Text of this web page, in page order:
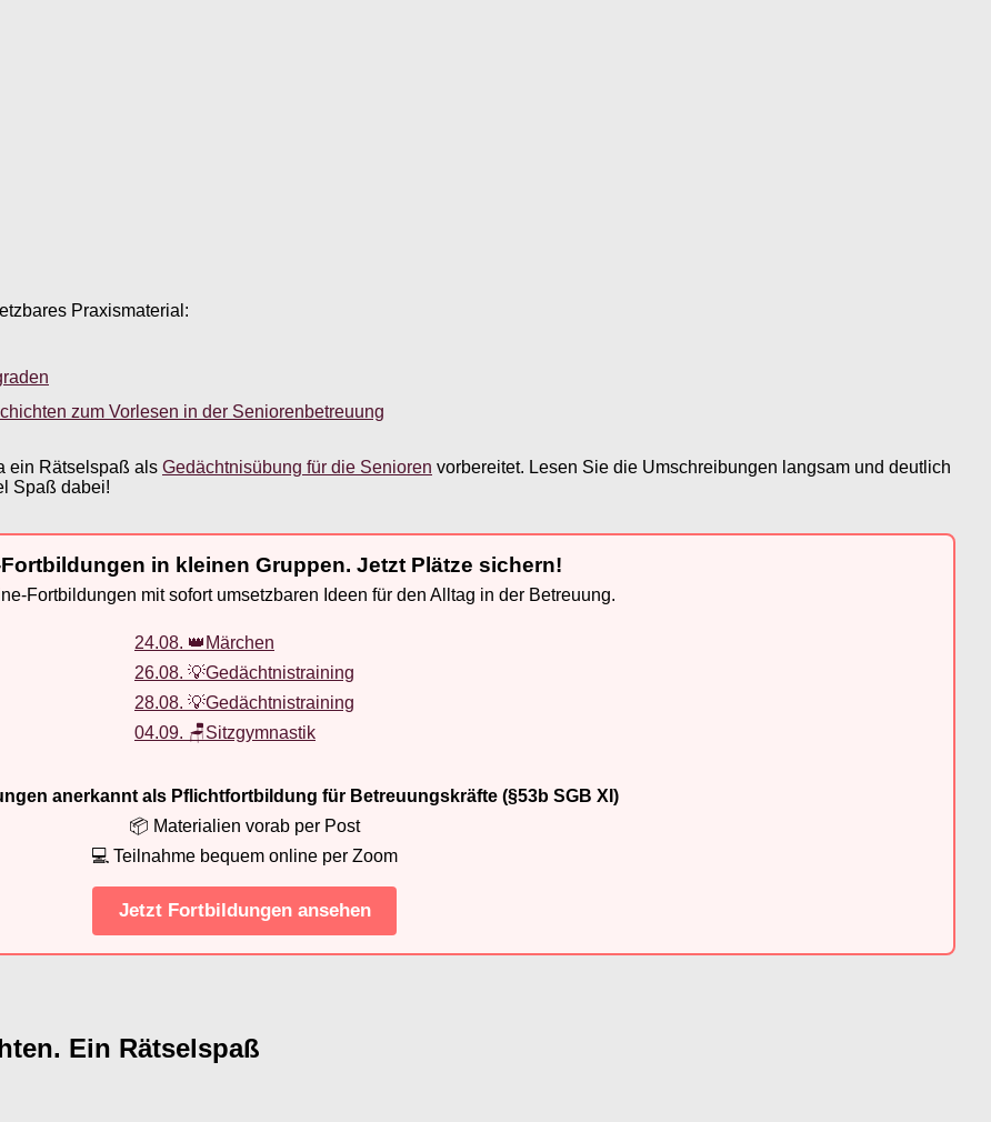
Praxismaterial:
zum Vorlesen in der Seniorenbetreuung
ein Rätselspaß als Gedächtnisübung für die Senioren vorbereitet. Lesen Sie die Umschreibungen langsam und deutlich
Spaß dabei!
in kleinen Gruppen. Jetzt Plätze sichern!
Fortbildungen mit sofort umsetzbaren Ideen für den Alltag in der Betreuung.
24.08. 👑Märchen
26.08. 💡Gedächtnistraining
28.08. 💡Gedächtnistraining
04.09. 🪑Sitzgymnastik
anerkannt als Pflichtfortbildung für Betreuungskräfte (§53b SGB XI)
📦 Materialien vorab per Post
💻 Teilnahme bequem online per Zoom
Jetzt Fortbildungen ansehen
Ein Rätselspaß